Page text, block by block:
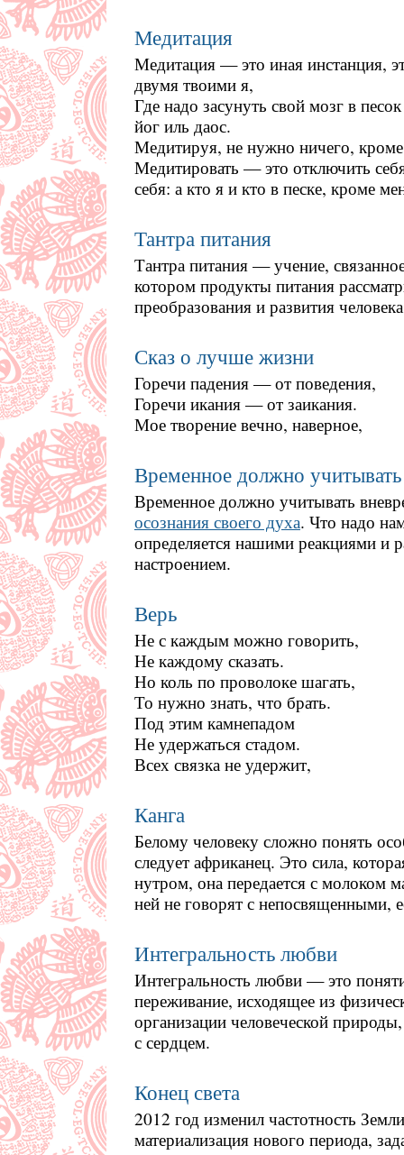
Медитация
Медитация — это иная инстанция,
двумя твоими я,
Где надо засунуть свой мозг в
йог иль даос.
Медитируя, не нужно ничего,
Медитировать — это отключить
себя: а кто я и кто в песке, кроме
Тантра питания
Тантра питания — учение,
котором продукты питания
преобразования и развития
Сказ о лучше жизни
Горечи падения — от поведения,
Горечи икания — от заикания.
Мое творение вечно, наверное,
Временное должно
Временное должно учитывать
осознания своего духа. Что надо
определяется нашими реакциями и
настроением.
Верь
Не с каждым можно говорить,
Не каждому сказать.
Но коль по проволоке шагать,
То нужно знать, что брать.
Под этим камнепадом
Не удержаться стадом.
Всех связка не удержит,
Канга
Белому человеку сложно понять
следует африканец. Это сила,
нутром, она передается с молоком
ней не говорят с непосвященными,
Интегральность любви
Интегральность любви — это
переживание, исходящее из
организации человеческой
с сердцем.
Конец света
2012 год изменил частотность
материализация нового периода,